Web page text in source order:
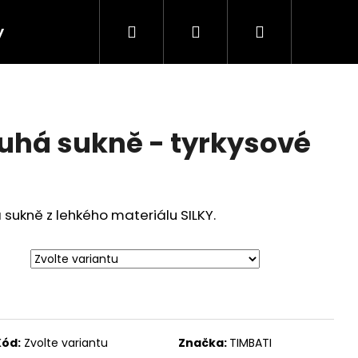
Hledat PřihlášeníNákupní
sukně - tyrkysové
z lehkého materiálu SILKY.
Zvolte variantu Značka: TIMBATI
- PAVÍ OKA